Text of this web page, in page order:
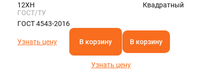
12ХН
Квадратный
ГОСТ/ТУ
ГОСТ 4543-2016
Узнать цену В корзину В корзину
Узнать цену